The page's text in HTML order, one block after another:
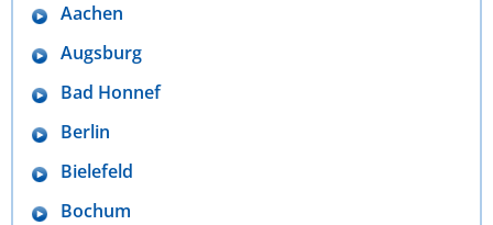
Aachen
Augsburg
Bad Honnef
Berlin
Bielefeld
Bochum